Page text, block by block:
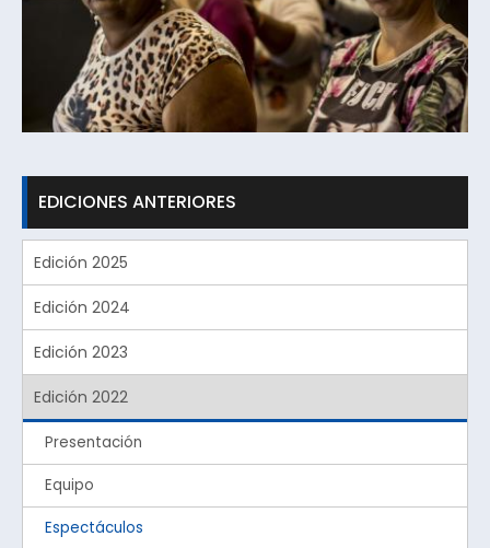
EDICIONES ANTERIORES
Edición 2025
Edición 2024
Edición 2023
Edición 2022
Presentación
Equipo
Espectáculos